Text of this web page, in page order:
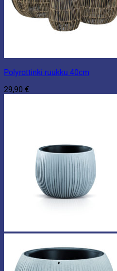
Polyrottinki ruukku 40cm
29,90 €